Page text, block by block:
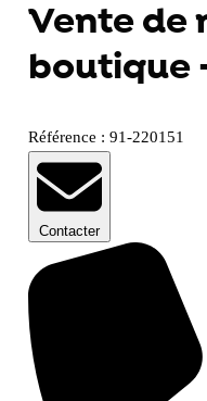
Vente de
boutique
Référence : 91-220151
Contacter